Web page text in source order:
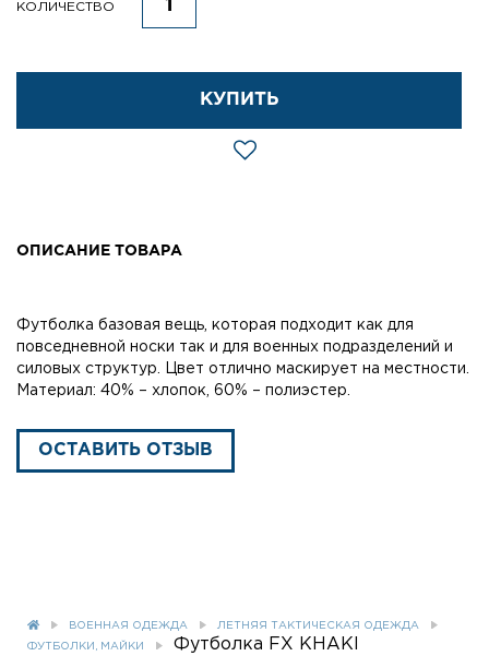
КОЛИЧЕСТВО
КУПИТЬ
ОПИСАНИЕ ТОВАРА
Футболка базовая вещь, которая подходит как для
повседневной носки так и для военных подразделений и
силовых структур. Цвет отлично маскирует на местности.
Материал: 40% – хлопок, 60% – полиэстер.
ОСТАВИТЬ ОТЗЫВ
ВОЕННАЯ ОДЕЖДА ЛЕТНЯЯ ТАКТИЧЕСКАЯ ОДЕЖДА
ФУТБОЛКИ, МАЙКИ Футболка FX KHAKI